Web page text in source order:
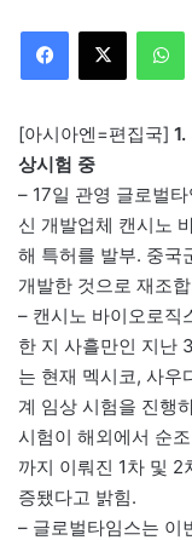
[아시아엔=편집국]
상시험 중
– 17일 관영 글로벌
신 개발업체 캔시노
해 특허를 발부. 중국
개발한 것으로 재조
– 캔시노 바이오로직
한 지 사흘만인 지난
는 현재 멕시코, 사우
계 임상 시험을 진행
시험이 해외에서 순
까지 이뤄진 1차 및 2
증됐다고 밝힘.
– 글로벌타임스는 이